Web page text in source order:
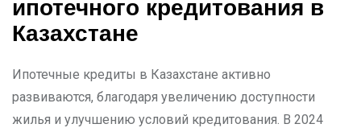
ипотечного кредитования в
Казахстане
Ипотечные кредиты в Казахстане активно
развиваются, благодаря увеличению доступности
жилья и улучшению условий кредитования. В 2024